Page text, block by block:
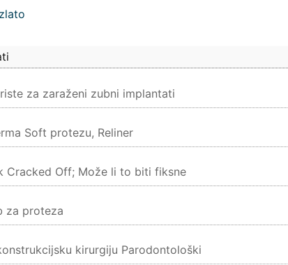
za zaraženi zubni implantati
Soft protezu, Reliner
Cracked Off; Može li to biti fiksne
za proteza
kirurgiju Parodontološki